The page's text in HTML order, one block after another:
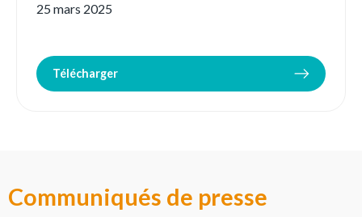
25 mars 2025
Télécharger
Communiqués de presse